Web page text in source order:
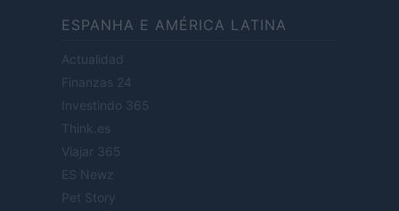
ESPANHA E AMÉRICA LATINA
Actualidad
Finanzas 24
Investindo 365
Think.es
Viajar 365
ES Newz
Pet Story